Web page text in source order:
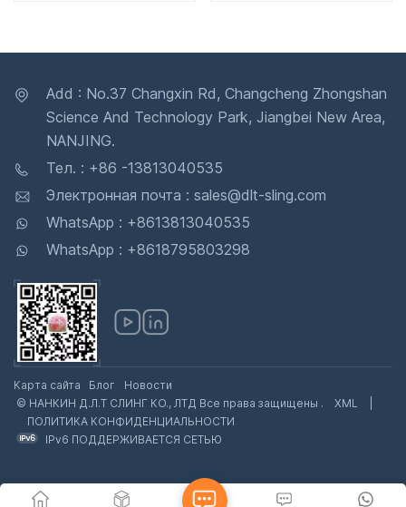
Add : No.37 Changxin Rd, Changcheng Zhongshan
Science And Technology Park, Jiangbei New Area,
NANJING.
Тел. : +86 -13813040535
Электронная почта : sales@dlt-sling.com
WhatsApp : +8613813040535
WhatsApp : +8618795803298
Карта сайта Блог
Новости
© НАНКИН Д.Л.Т СЛИНГ КО., ЛТД Все права защищены .
XML
ПОЛИТИКА КОНФИДЕНЦИАЛЬНОСТИ
IPv6 ПОДДЕРЖИВАЕТСЯ СЕТЬЮ